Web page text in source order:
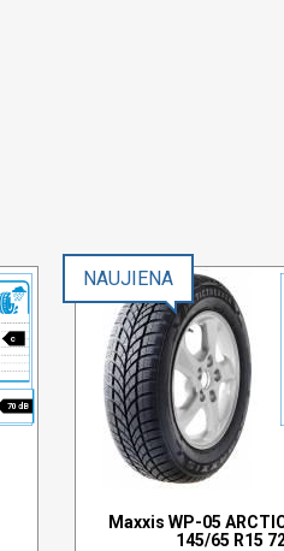
c
70 dB
NAUJIENA
Maxxis WP-05
145/65 R15